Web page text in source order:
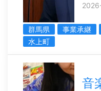
群馬県 事業承継
水上町
音